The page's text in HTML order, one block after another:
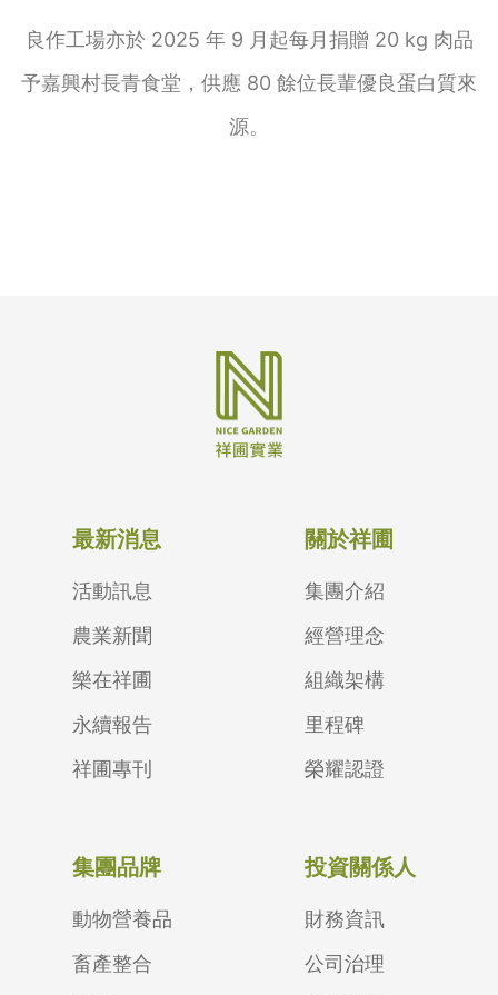
良作工場亦於 2025 年 9 月起每月捐贈 20 kg 肉品
予嘉興村長青食堂，供應 80 餘位長輩優良蛋白質來
源。
最新消息
活動訊息
農業新聞
樂在祥圃
永續報告
祥圃專刊
關於祥圃
集團介紹
經營理念
組織架構
里程碑
榮耀認證
集團品牌
動物營養品
畜產整合
投資關係人
財務資訊
公司治理